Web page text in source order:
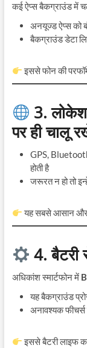
कई ऐप्स बैकग्राउंड में
अनयूज्ड ऐप्स को
बैकग्राउंड डेटा
इससे फोन की
3.
पर ही चालू
GPS,
होती है
जरूरत न हो तो
यह सबसे आसान और
4. बैटरी
अधिकांश स्मार्टफोन में
यह बैकग्राउंड
अनावश्यक
इससे बैटरी लाइफ